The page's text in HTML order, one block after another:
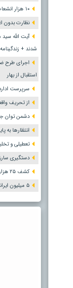
۱۰ هزار انشعاب غیرمجاز آب در البرز شناسایی شد
نظارت بدون
آیت الله
شدند + زندگینامه
اجرای طرح
استقبال از بهار
سرپرست
از تحریف
دشمن توان
انتظارها به
تعطیلی و
دستگیری سارق خودرو با
کشف ۲۵ هزار لیتر فرآورده نفتی گازوئیل غیر مجاز در اشتهارد
۵ میلیون ایرانی در پویش «زندگی با آیه‌ها» شرکت کردند